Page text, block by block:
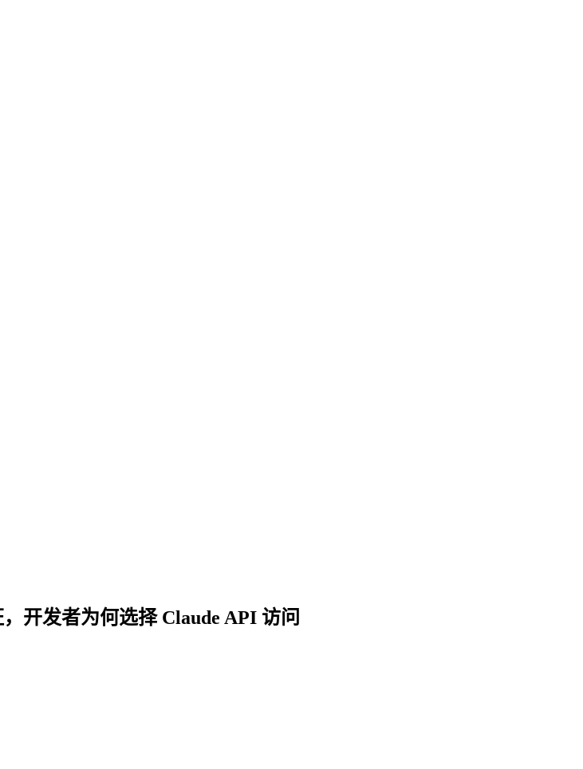
开发者为何选择 Claude API 访问